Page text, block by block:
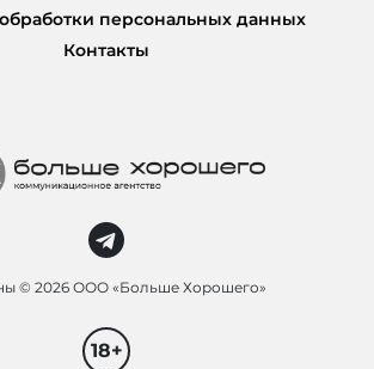
персональных данных
Контакты
© 2026 ООО «Больше Хорошего»
18+